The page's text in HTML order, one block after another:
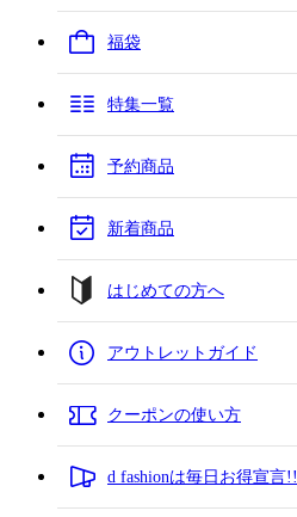
福袋
特集一覧
予約商品
新着商品
はじめての方へ
アウトレットガイド
クーポンの使い方
d fashionは毎日お得宣言!!